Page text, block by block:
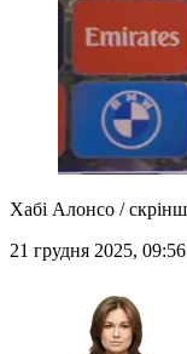
Хабі Алонсо /
21 грудня 2025, 09:56